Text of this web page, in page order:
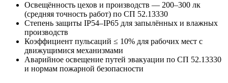
Освещённость цехов и производств — 200–300 лк
(средняя точность работ) по СП 52.13330
Степень защиты IP54–IP65 для запылённых и влажных
производств
Коэффициент пульсаций ≤ 10% для рабочих мест с
движущимися механизмами
Аварийное освещение путей эвакуации по СП 52.13330
и нормам пожарной безопасности